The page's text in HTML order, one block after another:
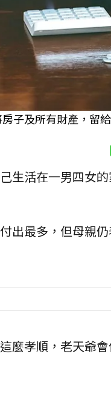
子及所有財產，留
生活在一男四女
出最多，但母親
麼孝順，老天爺